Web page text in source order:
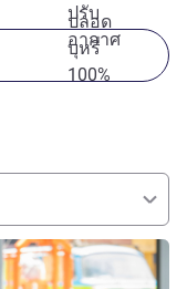
ปรับ
อากาศ
ปลอด
บุหรี่
100%